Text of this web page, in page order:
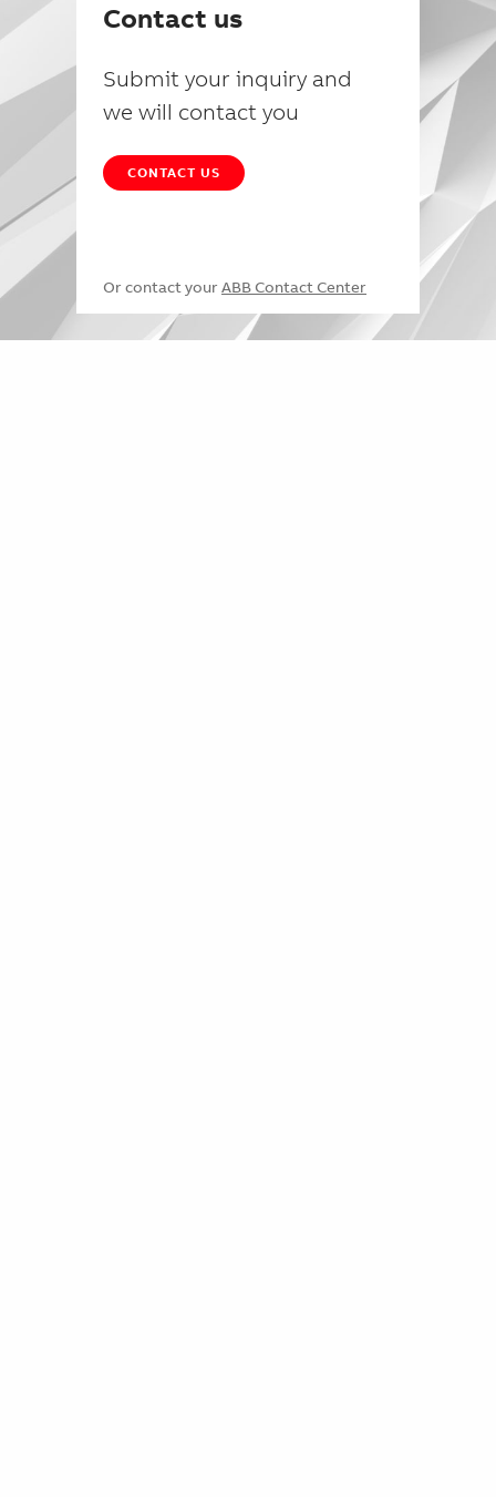
Contact us
Submit your inquiry and
we will contact you
CONTACT US
Or contact your ABB Contact Center